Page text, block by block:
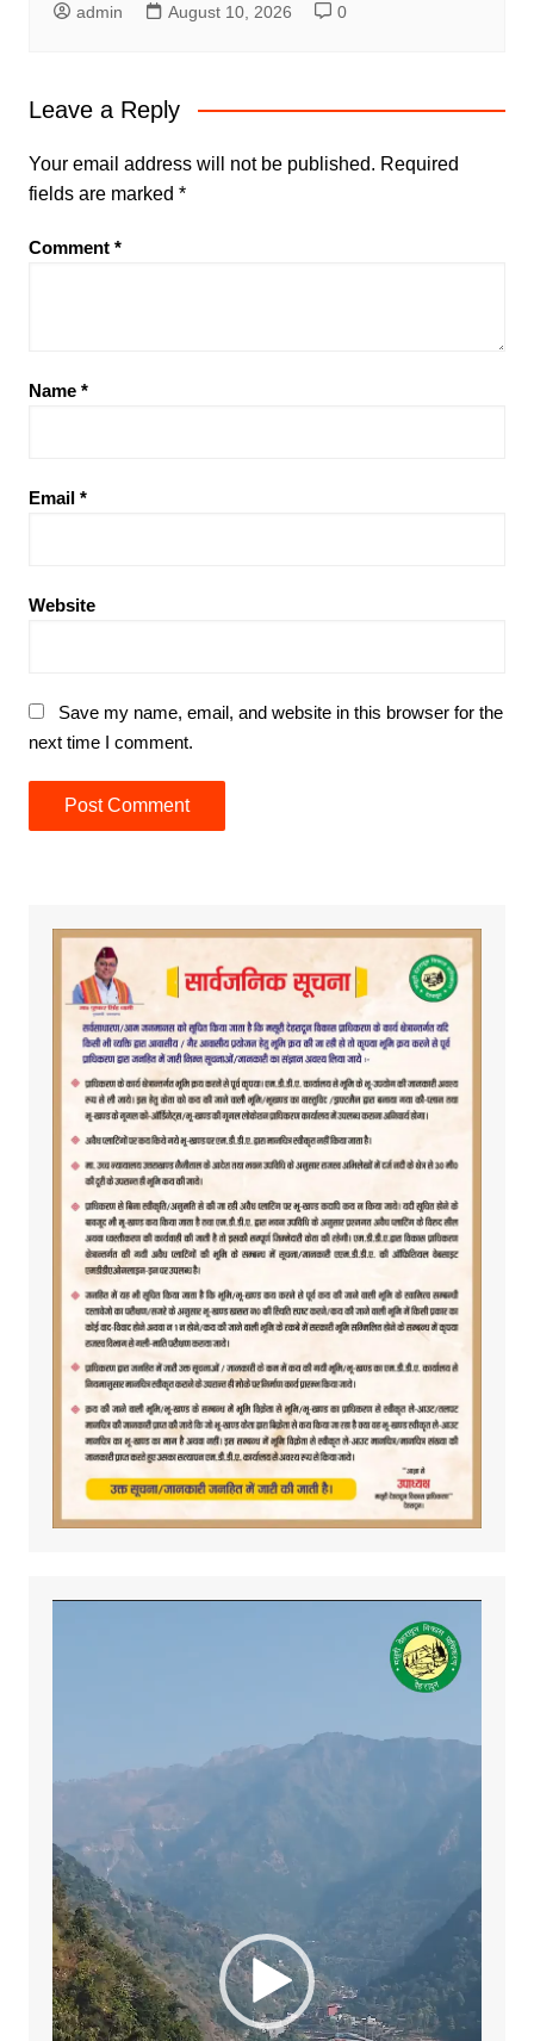
admin August 10, 2026 0
Leave a Reply
Your email address will not be published. Required
fields are marked *
Comment *
Name *
Email *
Website
Save my name, email, and website in this browser for the
next time I comment.